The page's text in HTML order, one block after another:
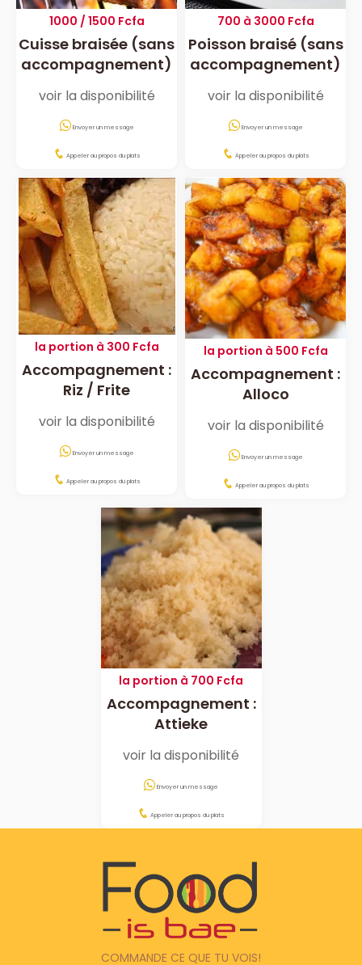
1000 / 1500 Fcfa
Cuisse braisée (sans
accompagnement)
voir la disponibilité
Envoyer un message
Appeler au propos du plats
700 à 3000 Fcfa
Poisson braisé (sans
accompagnement)
voir la disponibilité
Envoyer un message
Appeler au propos du plats
la portion à 300 Fcfa
Accompagnement :
Riz / Frite
voir la disponibilité
Envoyer un message
Appeler au propos du plats
la portion à 500 Fcfa
Accompagnement :
Alloco
voir la disponibilité
Envoyer un message
Appeler au propos du plats
la portion à 700 Fcfa
Accompagnement :
Attieke
voir la disponibilité
Envoyer un message
Appeler au propos du plats
COMMANDE CE QUE TU VOIS!